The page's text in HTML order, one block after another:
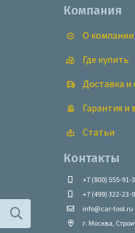
Компания
О компании
Где купить
Доставка и
Гарантия и
Статьи
Контакты
+7 (800) 555-91-
+7 (499) 322-23-
info@car-tool.ru
г. Москва,